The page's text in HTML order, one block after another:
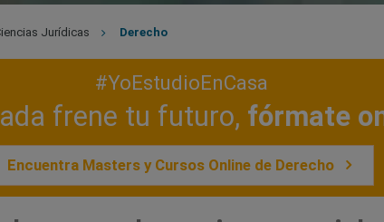
Jurídicas Derecho
#YoEstudioEnCasa
frene tu futuro, fórmate
Encuentra Masters y Cursos Online de Derecho